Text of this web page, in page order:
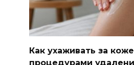
Как ухаживать за
процедурами